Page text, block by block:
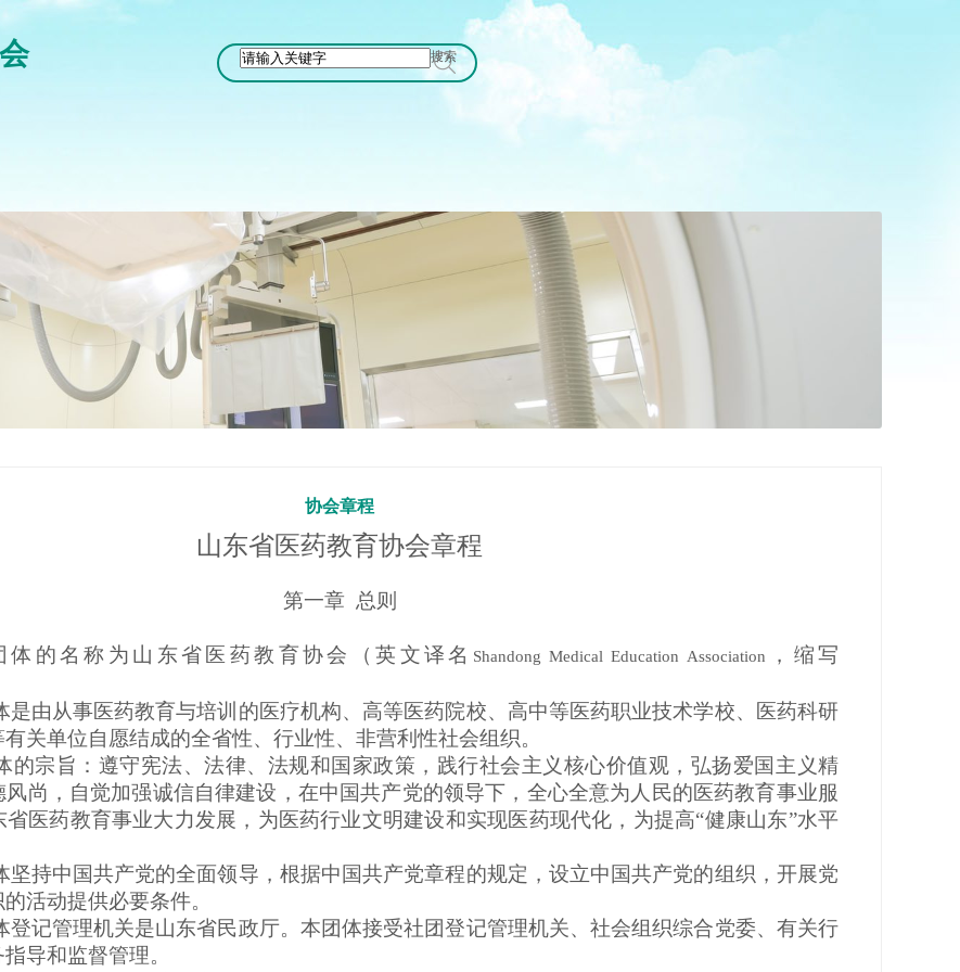
搜索
协会章程
山东省医药教育协会章程
第一章 总则
体的名称 为山东省医药教育协会（英文译名 Shandong Medical Education Association
，缩写
是由从事医药教育与培训的医疗机构、高等医药院校、高中等医药职业技术学校、医药科研
关单位自愿结成的全省性、 行业性、非营利性社会组织。
的宗旨：遵守宪法、法律、法规和国家政策，践行社会主义核心价值观，弘扬爱国主义精
尚，自觉加强诚信自律建设， 在中国共产党的领导下，全心全意为人民的医药教育事业服
省医药教育事业大力发展，为医药行业文明建设和实现医药现代化，为提高“健康山东”水平
坚持中国共产党的全面领导，根据中国共产党章程的规定，设立中国共产党的组织，开展党
活动提供必要条件。
登记管理机关是山东省民政厅。本团体接受社团登记管理机关、社会组织综合党委、有关行
导和监督管理。